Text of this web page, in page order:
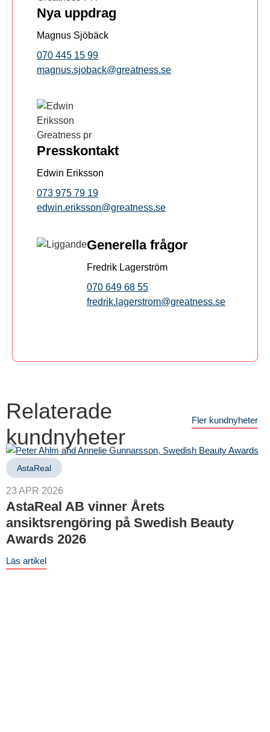
Nya uppdrag
Magnus Sjöbäck
070 445 15 99
magnus.sjoback@greatness.se
Presskontakt
Edwin Eriksson
073 975 79 19
edwin.eriksson@greatness.se
Generella frågor
Fredrik Lagerström
070 649 68 55
fredrik.lagerstrom@greatness.se
Relaterade
kundnyheter
Fler kundnyheter
AstaReal
23 APR 2026
AstaReal AB vinner Årets
ansiktsrengöring på Swedish Beauty
Awards 2026
Läs artikel